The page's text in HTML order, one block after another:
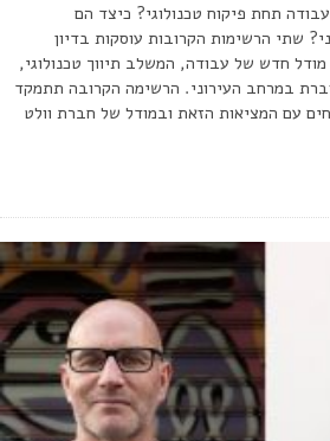
תחת פיקוח טכנולוגי? כיצד הם
שתי הרשימות הקרובות עוסקות בדיון
חדש של עבודה, המשלב תיווך טכנולוגי,
במרחב העירוני. הרשימה הקרובה תתמקד
עם המציאות הזאת ובמודל של חברת וולט